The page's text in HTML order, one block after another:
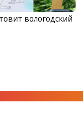
вологодский